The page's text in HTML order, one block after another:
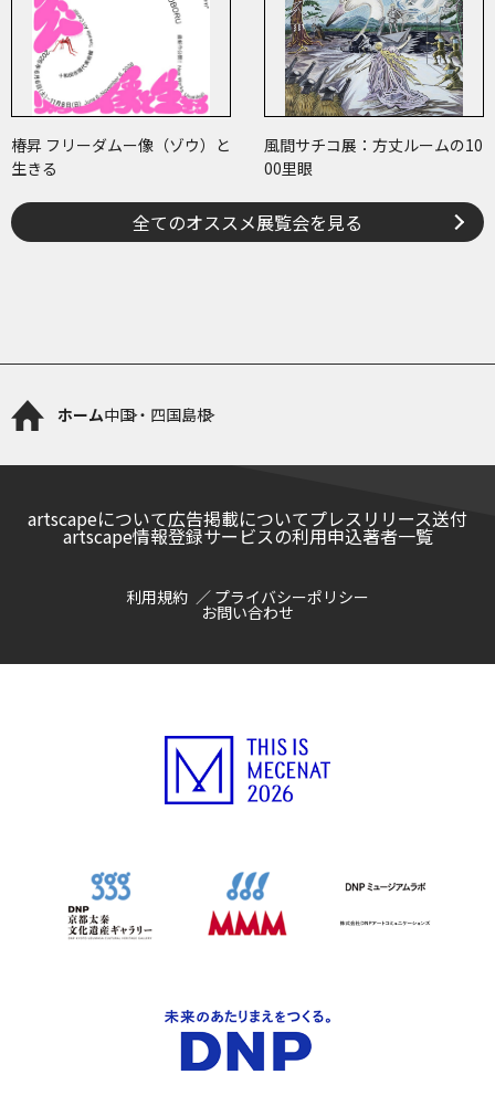
椿昇 フリーダムー像（ゾウ）と
生きる
風間サチコ展：方丈ルームの10
00里眼
全てのオススメ展覧会を見る
ホーム中国・四国島根
artscapeについて広告掲載についてプレスリリース送付
artscape情報登録サービスの利用申込著者一覧
利用規約 プライバシーポリシー
お問い合わせ